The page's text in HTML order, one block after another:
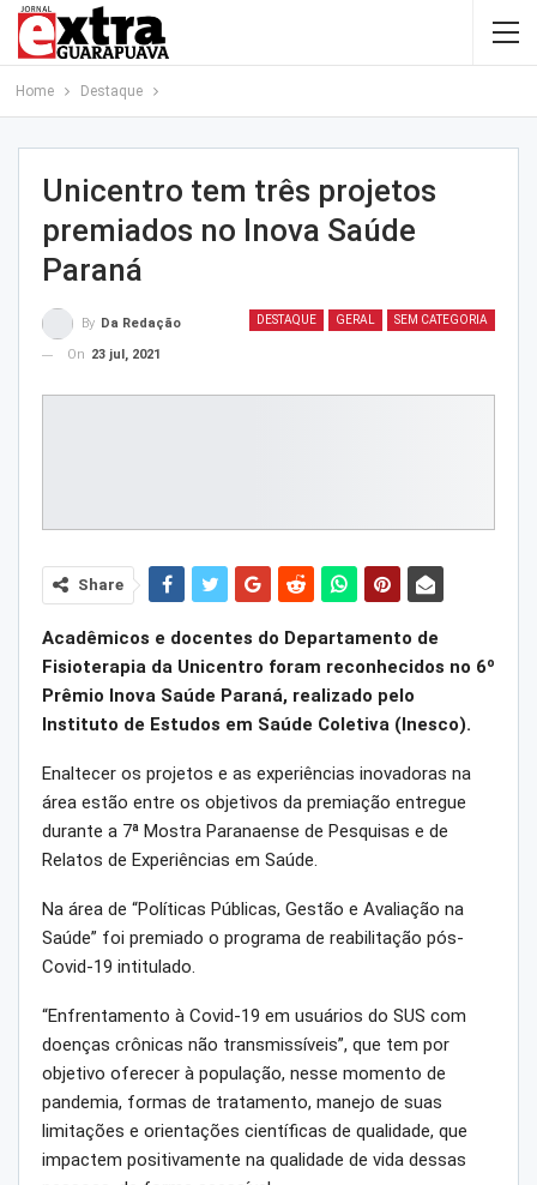
Home Destaque
Unicentro tem três projetos
premiados no Inova Saúde
Paraná
DESTAQUE GERAL SEM CATEGORIA
By Da Redação
On 23 jul, 2021
Share
Acadêmicos e docentes do Departamento de
Fisioterapia da Unicentro foram reconhecidos no 6º
Prêmio Inova Saúde Paraná, realizado pelo
Instituto de Estudos em Saúde Coletiva (Inesco).
Enaltecer os projetos e as experiências inovadoras na
área estão entre os objetivos da premiação entregue
durante a 7ª Mostra Paranaense de Pesquisas e de
Relatos de Experiências em Saúde.
Na área de “Políticas Públicas, Gestão e Avaliação na
Saúde” foi premiado o programa de reabilitação pós-
Covid-19 intitulado.
“Enfrentamento à Covid-19 em usuários do SUS com
doenças crônicas não transmissíveis”, que tem por
objetivo oferecer à população, nesse momento de
pandemia, formas de tratamento, manejo de suas
limitações e orientações científicas de qualidade, que
impactem positivamente na qualidade de vida dessas